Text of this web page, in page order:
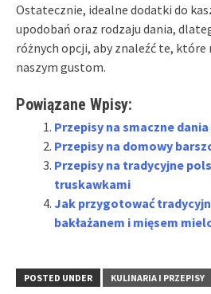
Ostatecznie, idealne dodatki do
upodobań oraz rodzaju dania,
różnych opcji, aby znaleźć te,
naszym gustom.
Powiązane Wpisy:
Przepisy na smaczne
Przepisy na domowy
Przepisy na tradycyjne
truskawkami
Jak przygotować
bakłażanem i mięsem
POSTED UNDER KULINARIA I PRZEPISY